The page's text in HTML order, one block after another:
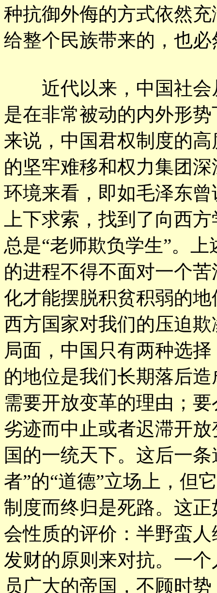
种抗御外侮的方式依然
给整个民族带来的，也
近代以来，中国社会
是在非常被动的内外形
来说，中国君权制度的
的坚牢难移和权力集团
环境来看，即如毛泽东
上下求索，找到了向西
总是“老师欺负学生”。
的进程不得不面对一个
化才能摆脱积贫积弱的
西方国家对我们的压迫
局面，中国只有两种选
的地位是我们长期落后
需要开放变革的理由；
劣迹而中止或者迟滞开
国的一统天下。这后一
者”的“道德”立场上，但
制度而终归是死路。这
会性质的评价：半野蛮
发财的原则来对抗。一
员广大的帝国，不顾时